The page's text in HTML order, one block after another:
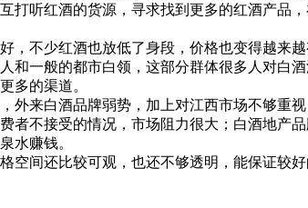
听红酒的货源，寻求找到更多的红酒产品
不少红酒也放低了身段，价格也变得越来
一般的都市白领，这部分群体很多人对白
多的渠道。
来白酒品牌弱势，加上对江西市场不够重
不接受的情况，市场阻力很大；白酒地产
水赚钱。
间还比较可观，也还不够透明，能保证较